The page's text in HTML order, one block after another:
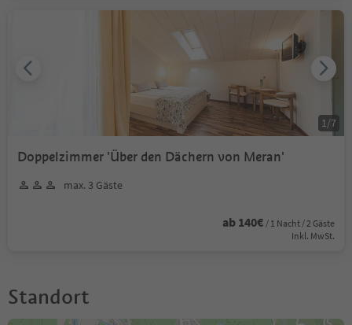
Doppelzimmer 'Über den Dächern von Meran'
max. 3 Gäste
ab 140€ / 1 Nacht / 2 Gäste
Inkl. MwSt.
1 /7
Standort